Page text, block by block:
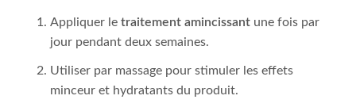
Appliquer le traitement amincissant une fois par
jour pendant deux semaines.
Utiliser par massage pour stimuler les effets
minceur et hydratants du produit.